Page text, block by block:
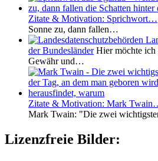
Zitate & Motivation: Sprichwort…
Sonne zu, dann fallen…
der BundesländerHier möchte ich
Gewähr und…
Zitate & Motivation: Mark
Mark Twain: "Die zwei
Lizenzfreie Bilder: